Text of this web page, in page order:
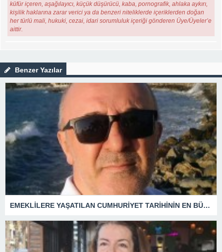
küfür içeren, aşağılayıcı, küçük düşürücü, kaba, pornografik, ahlaka aykırı,
kişilik haklarına zarar verici ya da benzeri niteliklerde içeriklerden doğan
her türlü mali, hukuki, cezai, idari sorumluluk içeriği gönderen Üye/Üyeler’e
aittir.
Benzer Yazılar
EMEKLİLERE YAŞATILAN CUMHURİYET TARİHİNİN EN BÜYÜK ZULMÜNÜN DERİN ANALİZİ !